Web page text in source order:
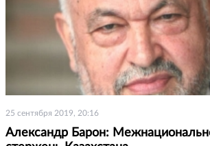
25 сентября 2019, 20:16
Александр Барон: